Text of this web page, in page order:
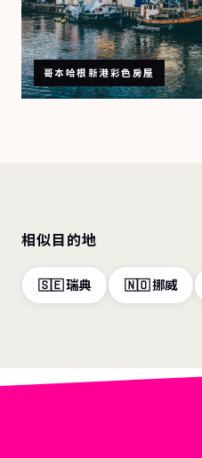
哥本哈根新港彩色房屋
相似目的地
🇸🇪 瑞典 🇳🇴 挪威